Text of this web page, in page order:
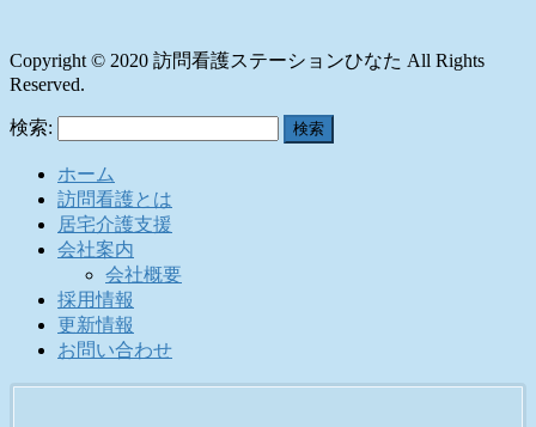
Copyright © 2020 訪問看護ステーションひなた All Rights
Reserved.
検索:
ホーム
訪問看護とは
居宅介護支援
会社案内
会社概要
採用情報
更新情報
お問い合わせ